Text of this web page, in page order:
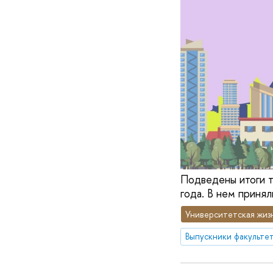
Подведены итоги
года. В нем
Университетская